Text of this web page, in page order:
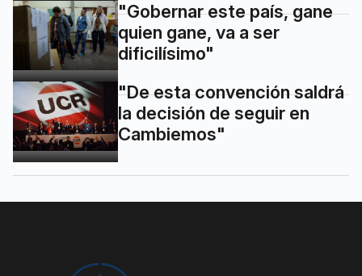
"Gobernar este país, gane
quien gane, va a ser
dificilísimo"
"De esta convención saldrá
la decisión de seguir en
Cambiemos"